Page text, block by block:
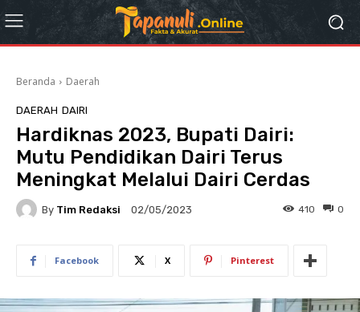
Beranda Daerah
DAERAH DAIRI
Hardiknas 2023, Bupati Dairi:
Mutu Pendidikan Dairi Terus
Meningkat Melalui Dairi Cerdas
By Tim Redaksi 02/05/2023 0
410
Facebook X Pinterest